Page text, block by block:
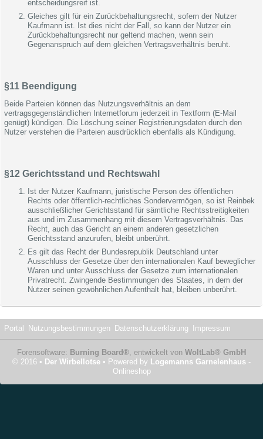
entscheidungsreif ist.
Gleiches gilt für ein Zurückbehaltungsrecht, sofern der Nutzer
Kaufmann ist. Ist dies nicht der Fall, so kann der Nutzer ein
Zurückbehaltungsrecht nur geltend machen, wenn sein
Gegenanspruch auf dem gleichen Vertragsverhältnis beruht.
§11 Beendigung
Beide Parteien können das Nutzungsverhältnis an dem
vertragsgegenständlichen Internetforum jederzeit in Textform (E-Mail
genügt) kündigen. Die Löschung seiner Registrierungsdaten durch den
Nutzer verstehen die Parteien ausdrücklich ebenfalls als Kündigung.
§12 Gerichtsstand und Rechtswahl
Ist der Nutzer Kaufmann, juristische Person des öffentlichen
Rechts oder öffentlich-rechtliches Sondervermögen, so ist Reinbek
ausschließlicher Gerichtsstand für sämtliche Rechtsstreitigkeiten
aus und im Zusammenhang mit diesem Vertragsverhältnis. Das
Recht, auch das Gericht an einem anderen gesetzlichen
Gerichtsstand anzurufen, bleibt unberührt.
Es gilt das Recht der Bundesrepublik Deutschland unter
Ausschluss der Gesetze über den internationalen Kauf beweglicher
Waren und unter Ausschluss der Gesetze zum internationalen
Privatrecht. Zwingende Bestimmungen des Staates, in dem der
Nutzer seinen gewöhnlichen Aufenthalt hat, bleiben unberührt.
Portal Nutzungsbestimmungen Datenschutzerklärung Impressum
Forensoftware: Burning Board®, entwickelt von WoltLab® GmbH
© 2016 • Der Wirbellotse • Powered by Logemanns Garnelenhaus -
Onlineshop